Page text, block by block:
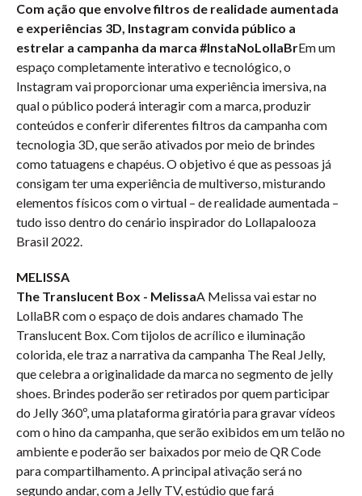
Com ação que envolve filtros de realidade aumentada
e experiências 3D, Instagram convida público a
estrelar a campanha da marca #InstaNoLollaBrEm um
espaço completamente interativo e tecnológico, o
Instagram vai proporcionar uma experiência imersiva, na
qual o público poderá interagir com a marca, produzir
conteúdos e conferir diferentes filtros da campanha com
tecnologia 3D, que serão ativados por meio de brindes
como tatuagens e chapéus. O objetivo é que as pessoas já
consigam ter uma experiência de multiverso, misturando
elementos físicos com o virtual – de realidade aumentada –
tudo isso dentro do cenário inspirador do Lollapalooza
Brasil 2022.
MELISSA
The Translucent Box - MelissaA Melissa vai estar no
LollaBR com o espaço de dois andares chamado The
Translucent Box. Com tijolos de acrílico e iluminação
colorida, ele traz a narrativa da campanha The Real Jelly,
que celebra a originalidade da marca no segmento de jelly
shoes. Brindes poderão ser retirados por quem participar
do Jelly 360º, uma plataforma giratória para gravar vídeos
com o hino da campanha, que serão exibidos em um telão no
ambiente e poderão ser baixados por meio de QR Code
para compartilhamento. A principal ativação será no
segundo andar, com a Jelly TV, estúdio que fará